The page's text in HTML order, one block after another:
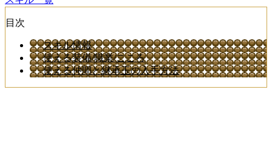
目次
スキル情報
使える装備/職業/こころ
使える仲間と継承玉の入手方法